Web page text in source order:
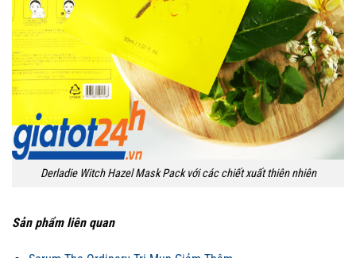
Derladie Witch Hazel Mask Pack với các chiết xuất thiên nhiên
Sản phẩm liên quan